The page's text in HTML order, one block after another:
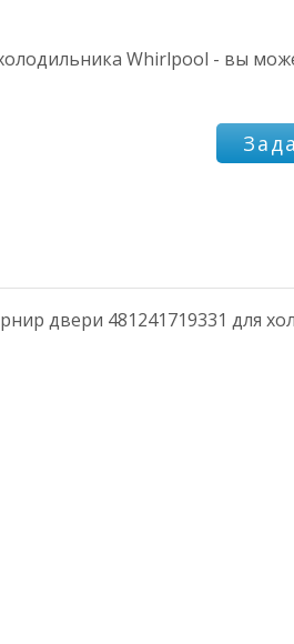
Whirlpool - вы
двери 481241719331 для